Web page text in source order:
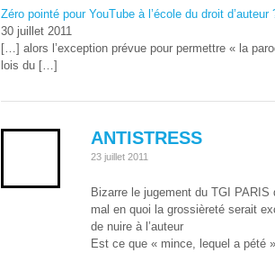
Zéro pointé pour YouTube à l’école du droit
30 juillet 2011
[…] alors l’exception prévue pour permettre « la
lois du […]
ANTISTRESS
23 juillet 2011
Bizarre le jugement du TGI
mal en quoi la grossièreté serait
de nuire à l’auteur
Est ce que « mince, lequel a pété